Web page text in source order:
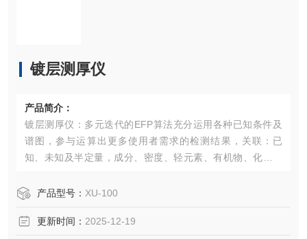
镀层测厚仪
产品简介：
镀层测厚仪：多元迭代的EFP算法充分运用各种已知条件及
谱图，参与运算出更多使用者需求的检测结果，关联：已
知、未知及半定量，成分、密度、轻元素、有机物、化合物
产品型号： XU-100
更新时间： 2025-12-19